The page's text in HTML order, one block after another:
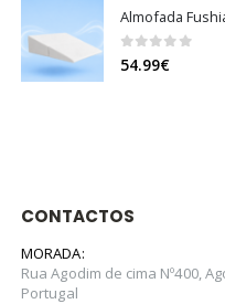
Almofada
0 out of 5
54.99€
CONTACTOS
MORADA:
Rua Agodim de cima Nº400,
Portugal